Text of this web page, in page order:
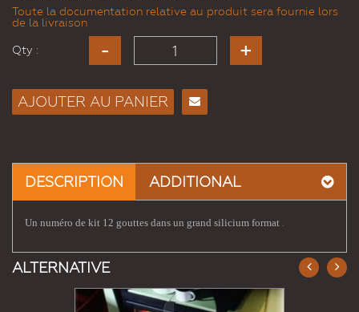
Toute la documentation relative au produit sera fournie lors
de la livraison
Qty :
AJOUTER AU PANIER
DESCRIPTION ADDITIONAL
Un numéro de kit 12 gouttes dans un grand silicium format .
ALTERNATIVE